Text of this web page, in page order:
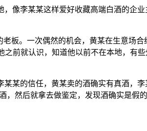
像李某某这样爱好收藏高端白酒的企
板。一次偶然的机会，黄某在生意场
前就认识，知道他以前不在本地，有
某的信任，黄某卖的酒确实有真酒，李
然后就拿去做鉴定，发现酒确实是假